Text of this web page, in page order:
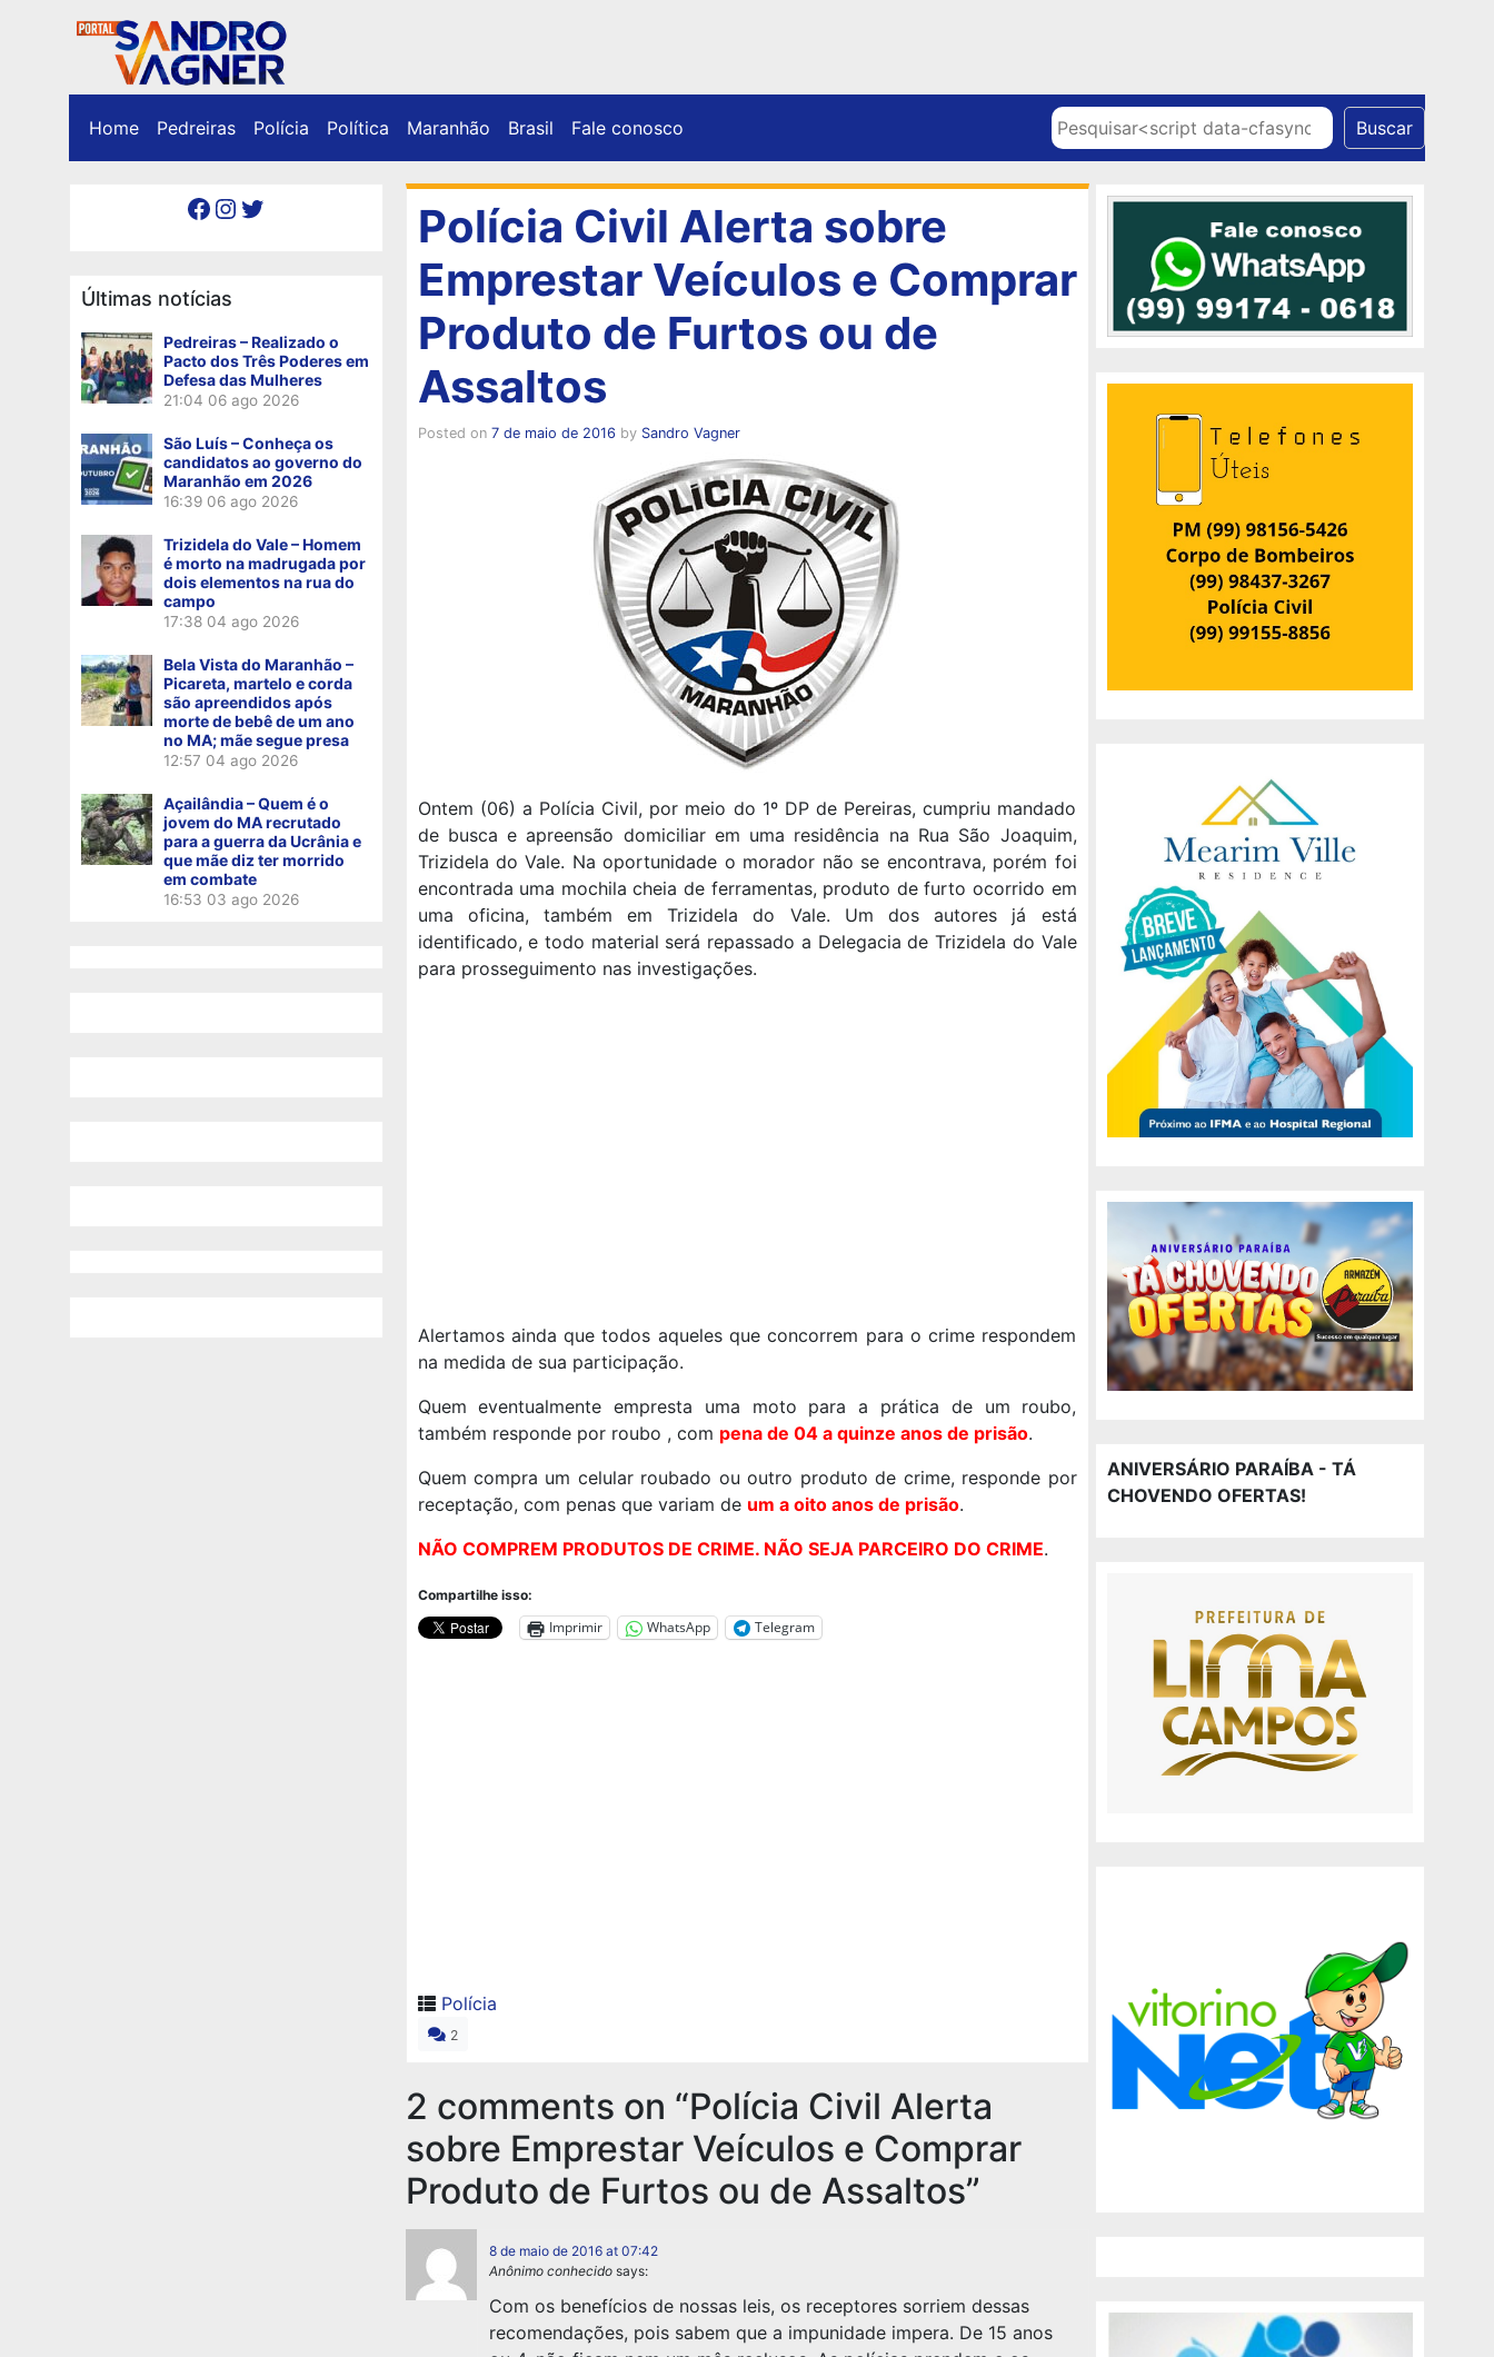
Home Pedreiras Polícia Política Maranhão Brasil Fale conosco Pesquisar Buscar
Facebook Instagram Twitter
Últimas notícias
Pedreiras – Realizado o
Pacto dos Três Poderes em
Defesa das Mulheres
21:04 06 ago 2026
São Luís – Conheça os
candidatos ao governo do
Maranhão em 2026
16:39 06 ago 2026
Trizidela do Vale – Homem
é morto na madrugada por
dois elementos na rua do
campo
17:38 04 ago 2026
Bela Vista do Maranhão –
Picareta, martelo e corda
são apreendidos após
morte de bebê de um ano
no MA; mãe segue presa
12:57 04 ago 2026
Açailândia – Quem é o
jovem do MA recrutado
para a guerra da Ucrânia e
que mãe diz ter morrido
em combate
16:53 03 ago 2026
Polícia Civil Alerta sobre
Emprestar Veículos e Comprar
Produto de Furtos ou de
Assaltos
Posted on 7 de maio de 2016 by Sandro Vagner
Ontem (06) a Polícia Civil, por meio do 1º DP de Pereiras, cumpriu mandado
de busca e apreensão domiciliar em uma residência na Rua São Joaquim,
Trizidela do Vale. Na oportunidade o morador não se encontrava, porém foi
encontrada uma mochila cheia de ferramentas, produto de furto ocorrido em
uma oficina, também em Trizidela do Vale. Um dos autores já está
identificado, e todo material será repassado a Delegacia de Trizidela do Vale
para prosseguimento nas investigações.
Alertamos ainda que todos aqueles que concorrem para o crime respondem
na medida de sua participação.
Quem eventualmente empresta uma moto para a prática de um roubo,
também responde por roubo , com pena de 04 a quinze anos de prisão.
Quem compra um celular roubado ou outro produto de crime, responde por
receptação, com penas que variam de um a oito anos de prisão.
NÃO COMPREM PRODUTOS DE CRIME. NÃO SEJA PARCEIRO DO CRIME.
Compartilhe isso:
Imprimir WhatsApp Telegram
Polícia
2
2 comments on “Polícia Civil Alerta
sobre Emprestar Veículos e Comprar
Produto de Furtos ou de Assaltos”
8 de maio de 2016 at 07:42
Anônimo conhecido says:
Com os benefícios de nossas leis, os receptores sorriem dessas
recomendações, pois sabem que a impunidade impera. De 15 anos
ANIVERSÁRIO PARAÍBA - TÁ
CHOVENDO OFERTAS!